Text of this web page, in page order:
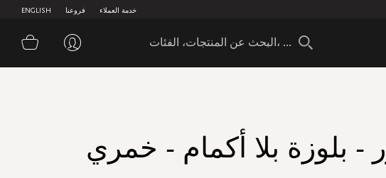
ENGLISH فروعنا خدمة العملاء
سلة
- بلوزة بلا أكمام - خمري